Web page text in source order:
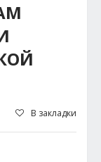
В закладки